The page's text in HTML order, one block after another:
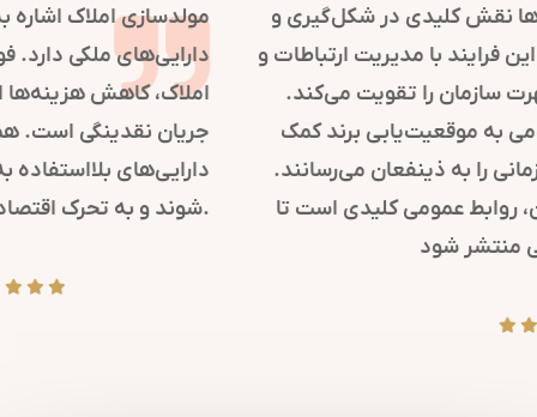
روابط عمومی در سازمان‌ها نقش کلیدی در شکل‌گیری و
حفظ تصویر مثبت دارد. این فرایند با مدیریت ارتباطات و
اطلاع‌رسانی، اعتماد و شهرت سازمان را تقویت می‌کند.
استراتژی‌های روابط عمومی به موقعیت‌یابی برند کمک
کرده و پیام‌های مهم سازمانی را به ذینفعان می‌رسانند.
همچنین، در مواقع بحران، روابط عمومی کلیدی است تا
پیام‌های شفاف و دقیقی منتشر شود.